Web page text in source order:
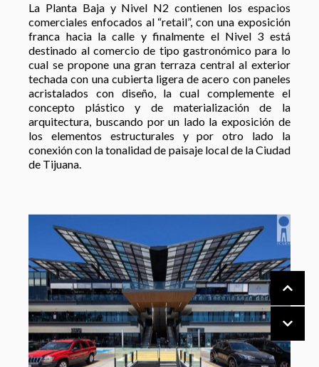
La Planta Baja y Nivel N2 contienen los espacios
comerciales enfocados al “retail”, con una exposición
franca hacia la calle y finalmente el Nivel 3 está
destinado al comercio de tipo gastronómico para lo
cual se propone una gran terraza central al exterior
techada con una cubierta ligera de acero con paneles
acristalados con diseño, la cual complemente el
concepto plástico y de materialización de la
arquitectura, buscando por un lado la exposición de
los elementos estructurales y por otro lado la
conexión con la tonalidad de paisaje local de la Ciudad
de Tijuana.